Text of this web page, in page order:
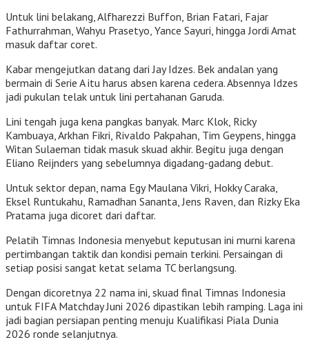
Untuk lini belakang, Alfharezzi Buffon, Brian Fatari, Fajar
Fathurrahman, Wahyu Prasetyo, Yance Sayuri, hingga Jordi Amat
masuk daftar coret.
Kabar mengejutkan datang dari Jay Idzes. Bek andalan yang
bermain di Serie A itu harus absen karena cedera. Absennya Idzes
jadi pukulan telak untuk lini pertahanan Garuda.
Lini tengah juga kena pangkas banyak. Marc Klok, Ricky
Kambuaya, Arkhan Fikri, Rivaldo Pakpahan, Tim Geypens, hingga
Witan Sulaeman tidak masuk skuad akhir. Begitu juga dengan
Eliano Reijnders yang sebelumnya digadang-gadang debut.
Untuk sektor depan, nama Egy Maulana Vikri, Hokky Caraka,
Eksel Runtukahu, Ramadhan Sananta, Jens Raven, dan Rizky Eka
Pratama juga dicoret dari daftar.
Pelatih Timnas Indonesia menyebut keputusan ini murni karena
pertimbangan taktik dan kondisi pemain terkini. Persaingan di
setiap posisi sangat ketat selama TC berlangsung.
Dengan dicoretnya 22 nama ini, skuad final Timnas Indonesia
untuk FIFA Matchday Juni 2026 dipastikan lebih ramping. Laga ini
jadi bagian persiapan penting menuju Kualifikasi Piala Dunia
2026 ronde selanjutnya.